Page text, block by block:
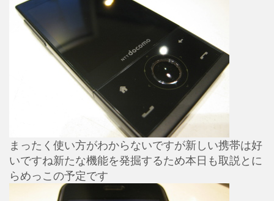
まったく使い方がわからないですが新しい携帯は好
いですね新たな機能を発掘するため本日も取説とに
らめっこの予定です